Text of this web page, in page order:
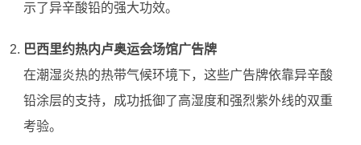
示了异辛酸铅的强大功效。
巴西里约热内卢奥运会场馆广告牌
在潮湿炎热的热带气候环境下，这些广告牌依靠异辛酸
铅涂层的支持，成功抵御了高湿度和强烈紫外线的双重
考验。